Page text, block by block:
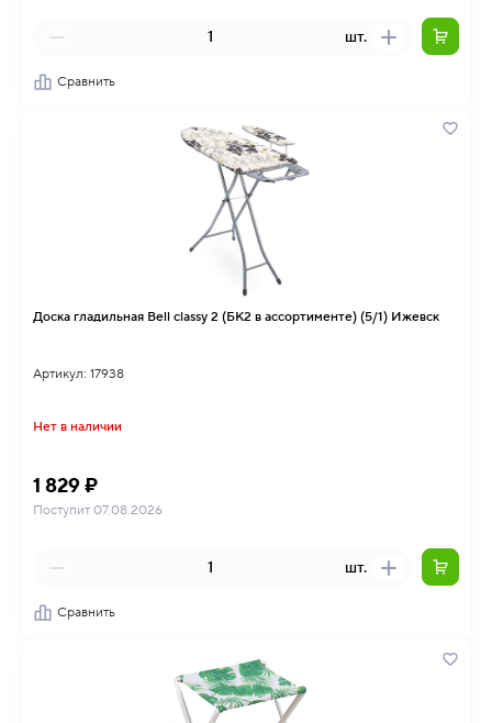
шт.
Сравнить
Доска гладильная Bell classy 2 (БК2 в ассортименте) (5/1) Ижевск
Артикул: 17938
Нет в наличии
1 829 ₽
Поступит 07.08.2026
шт.
Сравнить